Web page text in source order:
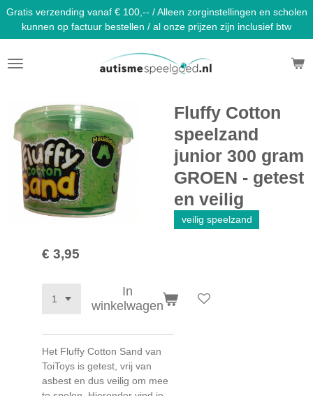
Ga
direct
naar
de
hoofdinhoud
Gratis verzending vanaf € 100,-- / Alleen zorginstellingen en scholen
kunnen op factuur bestellen / al onze prijzen zijn inclusief btw
Fluffy Cotton
speelzand
junior 300 gram
GROEN - getest
en veilig
veilig speelzand
€ 3,95
In
winkelwagen
Het Fluffy Cotton Sand van
ToiToys is getest, vrij van
asbest en dus veilig om mee